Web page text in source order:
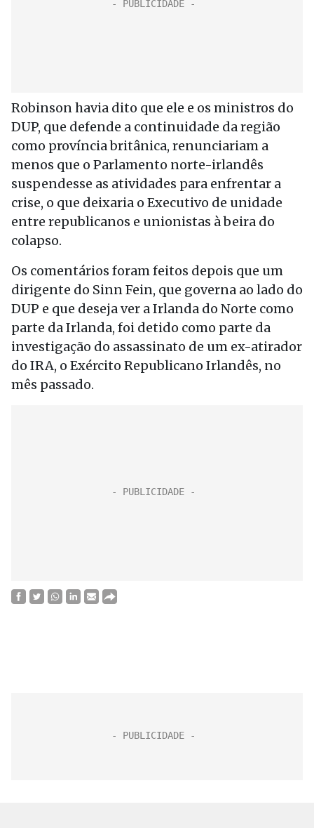
Robinson havia dito que ele e os ministros do
DUP, que defende a continuidade da região
como província britânica, renunciariam a
menos que o Parlamento norte-irlandês
suspendesse as atividades para enfrentar a
crise, o que deixaria o Executivo de unidade
entre republicanos e unionistas à beira do
colapso.
Os comentários foram feitos depois que um
dirigente do Sinn Fein, que governa ao lado do
DUP e que deseja ver a Irlanda do Norte como
parte da Irlanda, foi detido como parte da
investigação do assassinato de um ex-atirador
do IRA, o Exército Republicano Irlandês, no
mês passado.